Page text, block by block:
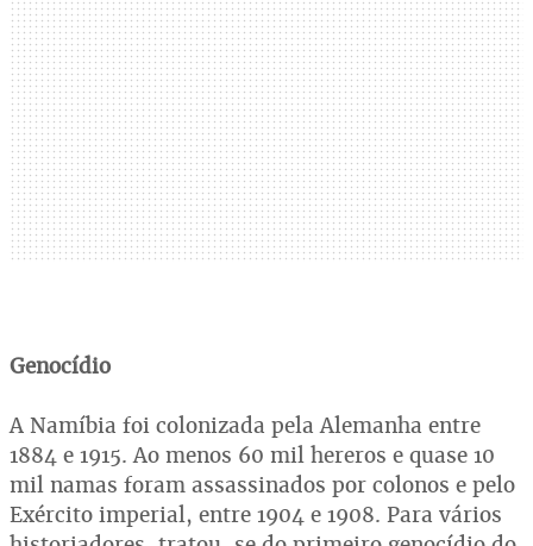
Genocídio
A Namíbia foi colonizada pela Alemanha entre
1884 e 1915. Ao menos 60 mil hereros e quase 10
mil namas foram assassinados por colonos e pelo
Exército imperial, entre 1904 e 1908. Para vários